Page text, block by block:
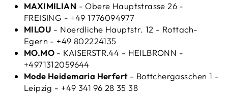
MAXIMILIAN - Obere Hauptstrasse 26 -
FREISING - +49 1776094977
MILOU - Noerdliche Hauptstr. 12 - Rottach-
Egern - +49 802224135
MO.MO - KAISERSTR.44 - HEILBRONN -
+4971312059644
Mode Heidemaria Herfert- Bottchergasschen 1 -
Leipzig - +49 341 96 28 35 38